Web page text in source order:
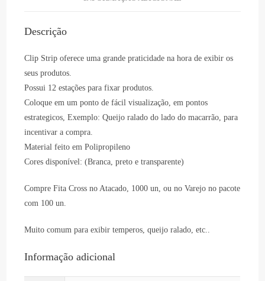
Descrição
Clip Strip oferece uma grande praticidade na hora de exibir os
seus produtos.
Possui 12 estações para fixar produtos.
Coloque em um ponto de fácil visualização, em pontos
estrategicos, Exemplo: Queijo ralado do lado do macarrão, para
incentivar a compra.
Material feito em Polipropileno
Cores disponível: (Branca, preto e transparente)
Compre Fita Cross no Atacado, 1000 un, ou no Varejo no pacote
com 100 un.
Muito comum para exibir temperos, queijo ralado, etc..
Informação adicional